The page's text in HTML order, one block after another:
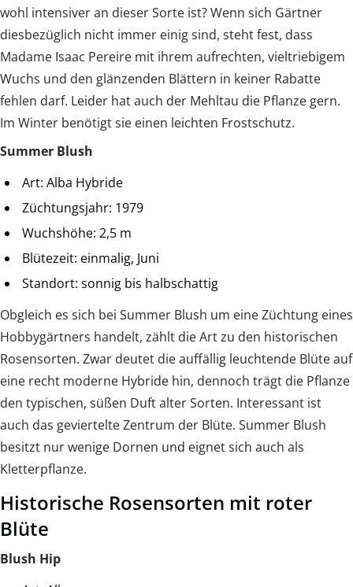
wohl intensiver an dieser Sorte ist? Wenn sich Gärtner
diesbezüglich nicht immer einig sind, steht fest, dass
Madame Isaac Pereire mit ihrem aufrechten, vieltriebigem
Wuchs und den glänzenden Blättern in keiner Rabatte
fehlen darf. Leider hat auch der Mehltau die Pflanze gern.
Im Winter benötigt sie einen leichten Frostschutz.
Summer Blush
Art: Alba Hybride
Züchtungsjahr: 1979
Wuchshöhe: 2,5 m
Blütezeit: einmalig, Juni
Standort: sonnig bis halbschattig
Obgleich es sich bei Summer Blush um eine Züchtung eines
Hobbygärtners handelt, zählt die Art zu den historischen
Rosensorten. Zwar deutet die auffällig leuchtende Blüte auf
eine recht moderne Hybride hin, dennoch trägt die Pflanze
den typischen, süßen Duft alter Sorten. Interessant ist
auch das geviertelte Zentrum der Blüte. Summer Blush
besitzt nur wenige Dornen und eignet sich auch als
Kletterpflanze.
Historische Rosensorten mit roter
Blüte
Blush Hip